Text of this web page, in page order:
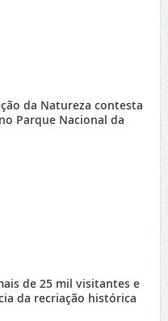
da Natureza contesta
Parque Nacional da
de 25 mil visitantes e
da recriação histórica